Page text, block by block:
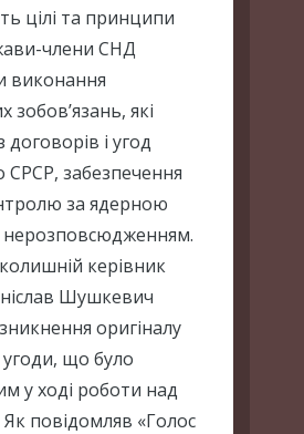
цілі та принципи
члени СНД
виконання
зобов’язань, які
і угод
забезпечення
за ядерною
нерозповсюдженням.
керівник
Шушкевич
оригіналу
угоди, що було
у ході роботи над
повідомляв «Голос